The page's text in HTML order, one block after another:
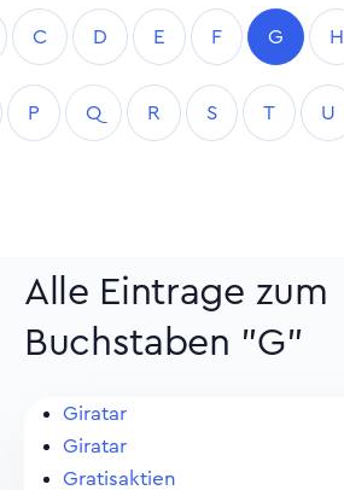
C D E F G H
P Q R S T U
Alle Eintrage zum
Buchstaben "G"
Giratar
Giratar
Gratisaktien